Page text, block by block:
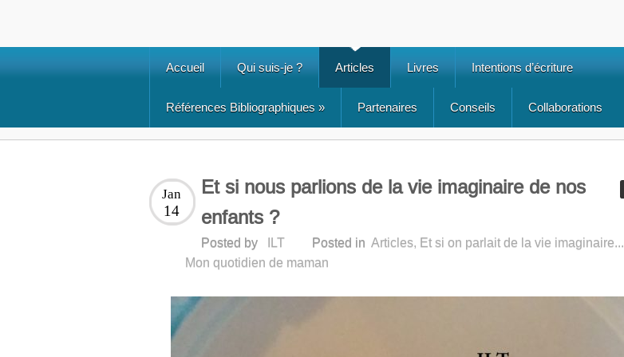
Accueil Qui suis-je ? Articles Livres Intentions d’écriture
Références Bibliographiques » Partenaires Conseils Collaborations
Et si nous parlions de la vie imaginaire de nos
enfants ?
Jan
14
Posted by ILT Posted in Articles, Et si on parlait de la vie imaginaire...
Mon quotidien de maman